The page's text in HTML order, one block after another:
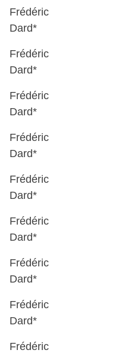
Frédéric
Dard*
Frédéric
Dard*
Frédéric
Dard*
Frédéric
Dard*
Frédéric
Dard*
Frédéric
Dard*
Frédéric
Dard*
Frédéric
Dard*
Frédéric